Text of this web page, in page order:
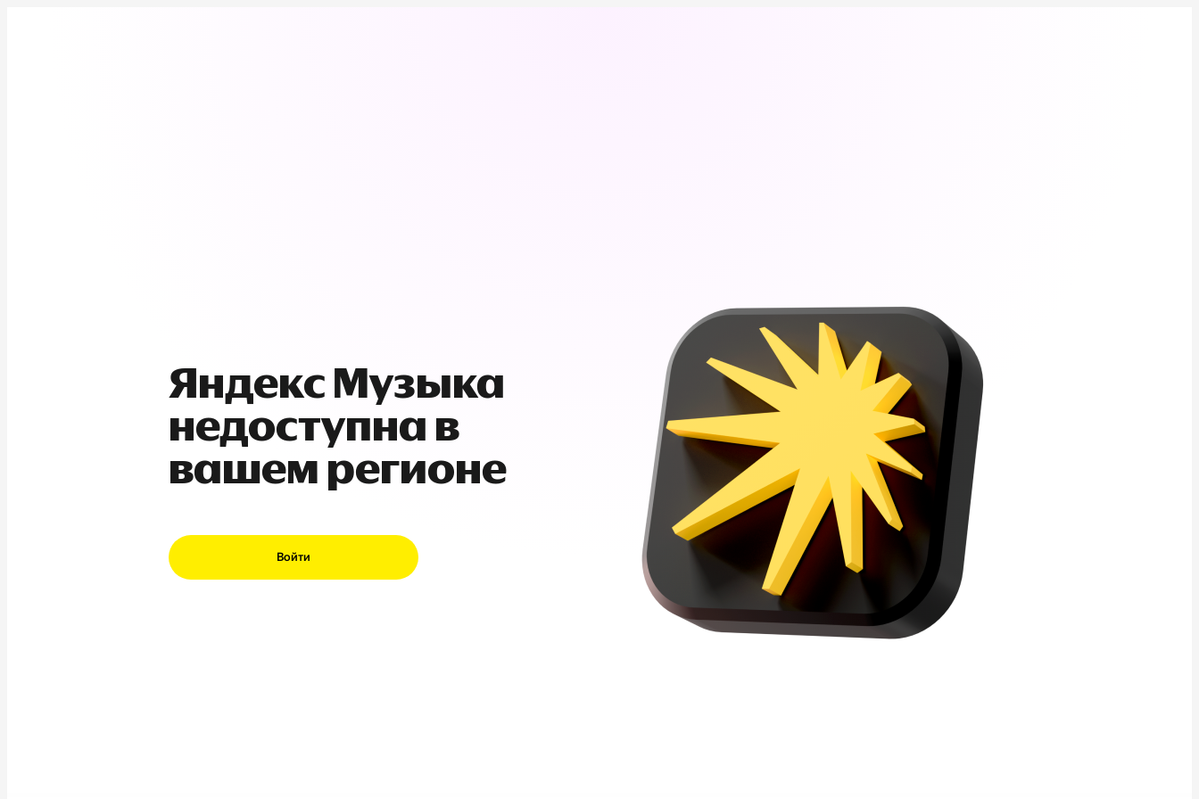
Яндекс Музыка
недоступна в
вашем регионе
Войти